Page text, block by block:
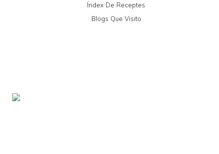
Índex De Receptes
Blogs Que Visito